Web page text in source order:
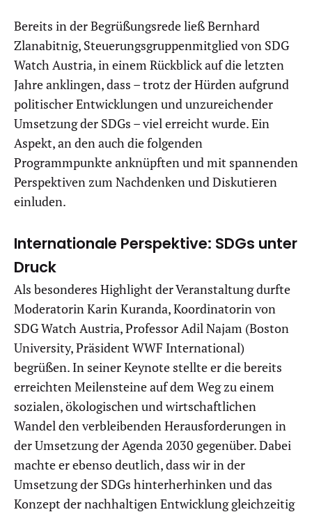
Bereits in der Begrüßungsrede ließ Bernhard
Zlanabitnig, Steuerungsgruppenmitglied von SDG
Watch Austria, in einem Rückblick auf die letzten
Jahre anklingen, dass – trotz der Hürden aufgrund
politischer Entwicklungen und unzureichender
Umsetzung der SDGs – viel erreicht wurde. Ein
Aspekt, an den auch die folgenden
Programmpunkte anknüpften und mit spannenden
Perspektiven zum Nachdenken und Diskutieren
einluden.
Internationale Perspektive: SDGs unter
Druck
Als besonderes Highlight der Veranstaltung durfte
Moderatorin Karin Kuranda, Koordinatorin von
SDG Watch Austria, Professor Adil Najam (Boston
University, Präsident WWF International)
begrüßen. In seiner Keynote stellte er die bereits
erreichten Meilensteine auf dem Weg zu einem
sozialen, ökologischen und wirtschaftlichen
Wandel den verbleibenden Herausforderungen in
der Umsetzung der Agenda 2030 gegenüber. Dabei
machte er ebenso deutlich, dass wir in der
Umsetzung der SDGs hinterherhinken und das
Konzept der nachhaltigen Entwicklung gleichzeitig